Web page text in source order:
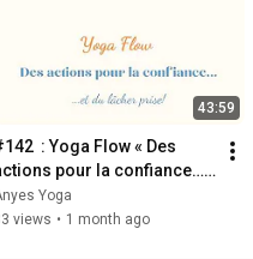
43:59
: Yoga Flow « Des
pour la confiance…
du lâcher prise »
Yoga
views • 1 month ago